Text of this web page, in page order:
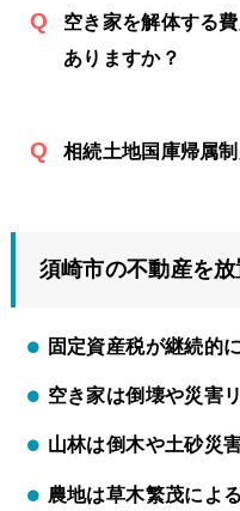
空き家を解体する
ありますか？
相続土地国庫帰属
須崎市の不動産を
固定資産税が継続的
空き家は倒壊や災害
山林は倒木や土砂災
農地は草木繁茂によ